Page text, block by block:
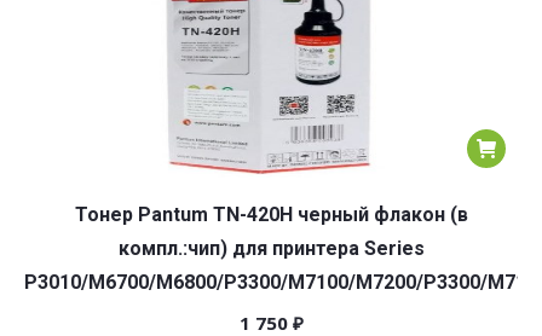
Тонер Pantum TN-420H черный флакон (в
компл.:чип) для принтера Series
P3010/M6700/M6800/P3300/M7100/M7200/P3300/
1 750 ₽